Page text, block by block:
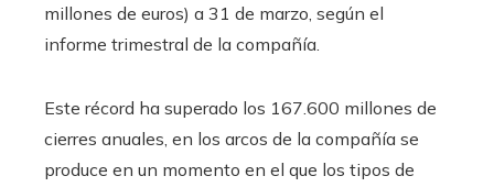
millones de euros) a 31 de marzo, según el
informe trimestral de la compañía.
Este récord ha superado los 167.600 millones de
cierres anuales, en los arcos de la compañía se
produce en un momento en el que los tipos de